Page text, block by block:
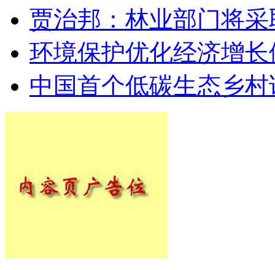
贾治邦：林业部门将
环境保护优化经济增
中国首个低碳生态乡